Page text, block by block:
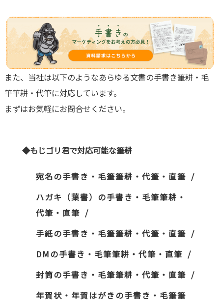
また、当社は以下のようなあらゆる文書の手書き筆耕・毛
筆筆耕・代筆に対応しています。
まずはお気軽にお問合せください。
◆もじゴリ君で対応可能な筆耕
宛名の手書き・毛筆筆耕・代筆・直筆
ハガキ（葉書）の手書き・毛筆筆耕・
代筆・直筆
手紙の手書き・毛筆筆耕・代筆・直筆
DMの手書き・毛筆筆耕・代筆・直筆
封筒の手書き・毛筆筆耕・代筆・直筆
年賀状・年賀はがきの手書き・毛筆筆